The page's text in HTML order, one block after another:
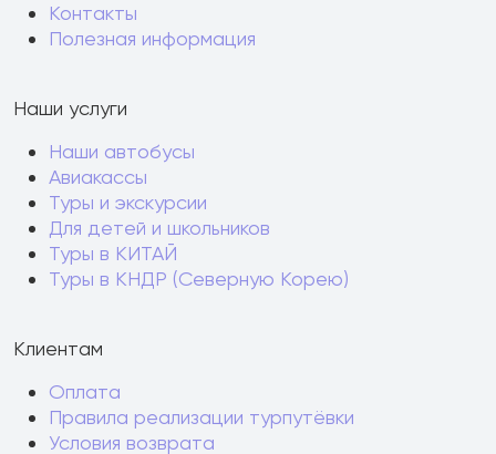
Контакты
Полезная информация
Наши услуги
Наши автобусы
Авиакассы
Туры и экскурсии
Для детей и школьников
Туры в КИТАЙ
Туры в КНДР (Северную Корею)
Клиентам
Оплата
Правила реализации турпутёвки
Условия возврата